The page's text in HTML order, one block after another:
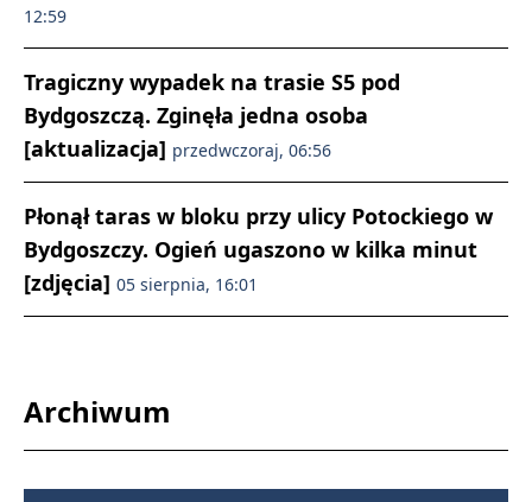
12:59
Tragiczny wypadek na trasie S5 pod
Bydgoszczą. Zginęła jedna osoba
[aktualizacja] przedwczoraj, 06:56
Płonął taras w bloku przy ulicy Potockiego w
Bydgoszczy. Ogień ugaszono w kilka minut
[zdjęcia] 05 sierpnia, 16:01
Archiwum